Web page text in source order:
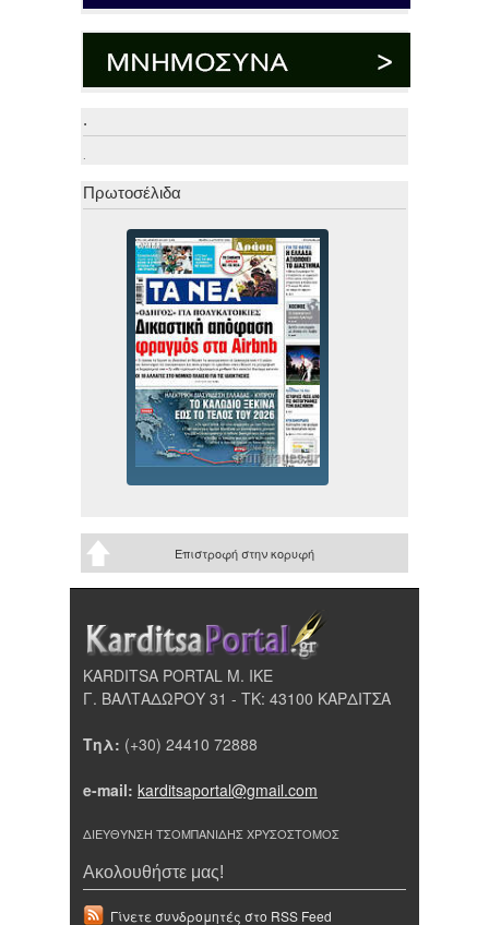
.
.
Πρωτοσέλιδα
Επιστροφή στην κορυφή
KARDITSA PORTAL Μ. ΙΚΕ
Γ. ΒΑΛΤΑΔΩΡΟΥ 31 - ΤΚ: 43100 ΚΑΡΔΙΤΣΑ
Τηλ: (+30) 24410 72888
e-mail: karditsaportal@gmail.com
ΔΙΕΥΘΥΝΣΗ ΤΣΟΜΠΑΝΙΔΗΣ ΧΡΥΣΟΣΤΟΜΟΣ
Ακολουθήστε μας!
Γίνετε συνδρομητές στο RSS Feed